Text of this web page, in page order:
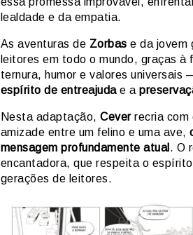
lealdade e da empatia.
As aventuras de Zorbas e da jovem
leitores em todo o mundo, graças à
ternura, humor e valores universais
espírito de entreajudae a
Nesta adaptação, Ceverrecria com
amizade entre um felino e uma ave,
mensagem profundamente atual . O
encantadora, que respeita o
gerações de leitores.